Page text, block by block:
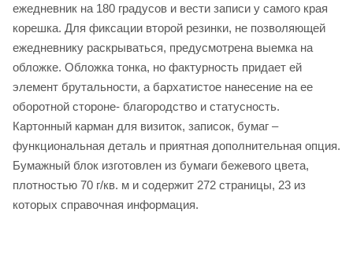
ежедневник на 180 градусов и вести записи у самого края
корешка. Для фиксации второй резинки, не позволяющей
ежедневнику раскрываться, предусмотрена выемка на
обложке. Обложка тонка, но фактурность придает ей
элемент брутальности, а бархатистое нанесение на ее
оборотной стороне- благородство и статусность.
Картонный карман для визиток, записок, бумаг –
функциональная деталь и приятная дополнительная опция.
Бумажный блок изготовлен из бумаги бежевого цвета,
плотностью 70 г/кв. м и содержит 272 страницы, 23 из
которых справочная информация.